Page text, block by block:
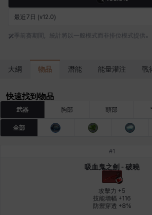
妮婭 妮琪 威廉 娜汀
洛茲 海因茨 玹雨 珍妮
秀凱 秀雅
最近7日 (v12.0)
季前賽期間，統計將以一般模式而非排位模式提供。
大綱 物品 潛能 能量灌注 戰
快速找到物品
武器 胸部 頭部
全部
#1
吸血鬼之劍 - 破曉
攻擊力 +5
技能增幅 +116
防禦穿透 +8%